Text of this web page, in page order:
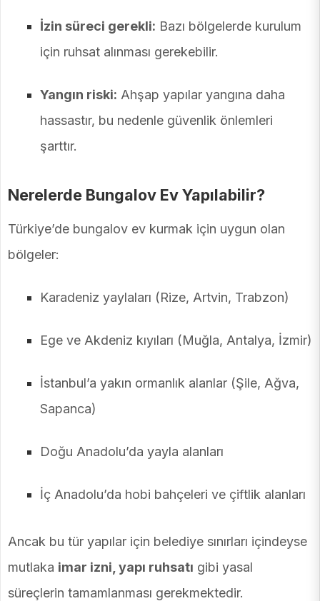
İzin süreci gerekli: Bazı bölgelerde kurulum
için ruhsat alınması gerekebilir.
Yangın riski: Ahşap yapılar yangına daha
hassastır, bu nedenle güvenlik önlemleri
şarttır.
Nerelerde Bungalov Ev Yapılabilir?
Türkiye’de bungalov ev kurmak için uygun olan
bölgeler:
Karadeniz yaylaları (Rize, Artvin, Trabzon)
Ege ve Akdeniz kıyıları (Muğla, Antalya, İzmir)
İstanbul’a yakın ormanlık alanlar (Şile, Ağva,
Sapanca)
Doğu Anadolu’da yayla alanları
İç Anadolu’da hobi bahçeleri ve çiftlik alanları
Ancak bu tür yapılar için belediye sınırları içindeyse
mutlaka imar izni, yapı ruhsatı gibi yasal
süreçlerin tamamlanması gerekmektedir.